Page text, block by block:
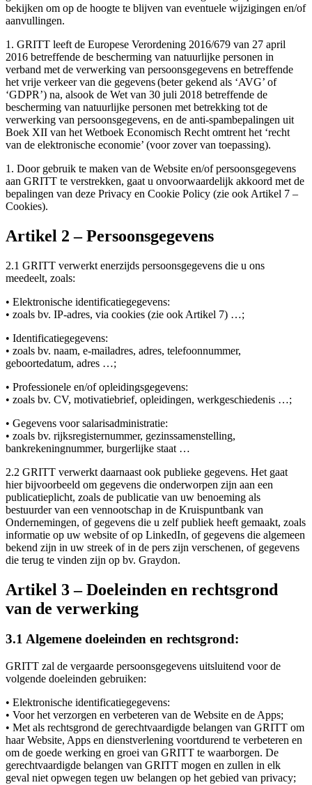
bekijken om op de hoogte te blijven van eventuele wijzigingen en/of
aanvullingen.
1. GRITT leeft de Europese Verordening 2016/679 van 27 april
2016 betreffende de bescherming van natuurlijke personen in
verband met de verwerking van persoonsgegevens en betreffende
het vrije verkeer van die gegevens (beter gekend als ‘AVG’ of
‘GDPR’) na, alsook de Wet van 30 juli 2018 betreffende de
bescherming van natuurlijke personen met betrekking tot de
verwerking van persoonsgegevens, en de anti-spambepalingen uit
Boek XII van het Wetboek Economisch Recht omtrent het ‘recht
van de elektronische economie’ (voor zover van toepassing).
1. Door gebruik te maken van de Website en/of persoonsgegevens
aan GRITT te verstrekken, gaat u onvoorwaardelijk akkoord met de
bepalingen van deze Privacy en Cookie Policy (zie ook Artikel 7 –
Cookies).
Artikel 2 – Persoonsgegevens
2.1 GRITT verwerkt enerzijds persoonsgegevens die u ons
meedeelt, zoals:
• Elektronische identificatiegegevens:
• zoals bv. IP-adres, via cookies (zie ook Artikel 7) …;
• Identificatiegegevens:
• zoals bv. naam, e-mailadres, adres, telefoonnummer,
geboortedatum, adres …;
• Professionele en/of opleidingsgegevens:
• zoals bv. CV, motivatiebrief, opleidingen, werkgeschiedenis …;
• Gegevens voor salarisadministratie:
• zoals bv. rijksregisternummer, gezinssamenstelling,
bankrekeningnummer, burgerlijke staat …
2.2 GRITT verwerkt daarnaast ook publieke gegevens. Het gaat
hier bijvoorbeeld om gegevens die onderworpen zijn aan een
publicatieplicht, zoals de publicatie van uw benoeming als
bestuurder van een vennootschap in de Kruispuntbank van
Ondernemingen, of gegevens die u zelf publiek heeft gemaakt, zoals
informatie op uw website of op LinkedIn, of gegevens die algemeen
bekend zijn in uw streek of in de pers zijn verschenen, of gegevens
die terug te vinden zijn op bv. Graydon.
Artikel 3 – Doeleinden en rechtsgrond
van de verwerking
3.1 Algemene doeleinden en rechtsgrond:
GRITT zal de vergaarde persoonsgegevens uitsluitend voor de
volgende doeleinden gebruiken:
• Elektronische identificatiegegevens:
• Voor het verzorgen en verbeteren van de Website en de Apps;
• Met als rechtsgrond de gerechtvaardigde belangen van GRITT om
haar Website, Apps en dienstverlening voortdurend te verbeteren en
om de goede werking en groei van GRITT te waarborgen. De
gerechtvaardigde belangen van GRITT mogen en zullen in elk
geval niet opwegen tegen uw belangen op het gebied van privacy;